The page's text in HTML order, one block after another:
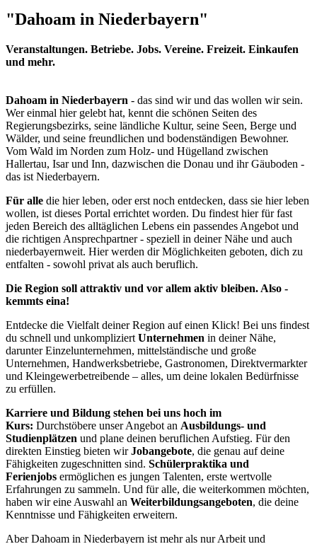
"Dahoam in Niederbayern"
Veranstaltungen. Betriebe. Jobs. Vereine. Freizeit. Einkaufen
und mehr.
Dahoam in Niederbayern - das sind wir und das wollen wir sein.
Wer einmal hier gelebt hat, kennt die schönen Seiten des
Regierungsbezirks, seine ländliche Kultur, seine Seen, Berge und
Wälder, und seine freundlichen und bodenständigen Bewohner.
Vom Wald im Norden zum Holz- und Hügelland zwischen
Hallertau, Isar und Inn, dazwischen die Donau und ihr Gäuboden -
das ist Niederbayern.
Für alle die hier leben, oder erst noch entdecken, dass sie hier leben
wollen, ist dieses Portal errichtet worden. Du findest hier für fast
jeden Bereich des alltäglichen Lebens ein passendes Angebot und
die richtigen Ansprechpartner - speziell in deiner Nähe und auch
niederbayernweit. Hier werden dir Möglichkeiten geboten, dich zu
entfalten - sowohl privat als auch beruflich.
Die Region soll attraktiv und vor allem aktiv bleiben. Also -
kemmts eina!
Entdecke die Vielfalt deiner Region auf einen Klick! Bei uns findest
du schnell und unkompliziert Unternehmen in deiner Nähe,
darunter Einzelunternehmen, mittelständische und große
Unternehmen, Handwerksbetriebe, Gastronomen, Direktvermarkter
und Kleingewerbetreibende – alles, um deine lokalen Bedürfnisse
zu erfüllen.
Karriere und Bildung stehen bei uns hoch im
Kurs: Durchstöbere unser Angebot an Ausbildungs- und
Studienplätzen und plane deinen beruflichen Aufstieg. Für den
direkten Einstieg bieten wirJobangebote, die genau auf deine
Fähigkeiten zugeschnitten sind. Schülerpraktika und
Ferienjobs ermöglichen es jungen Talenten, erste wertvolle
Erfahrungen zu sammeln. Und für alle, die weiterkommen möchten,
haben wir eine Auswahl an Weiterbildungsangeboten, die deine
Kenntnisse und Fähigkeiten erweitern.
Aber Dahoam in Niederbayern ist mehr als nur Arbeit und